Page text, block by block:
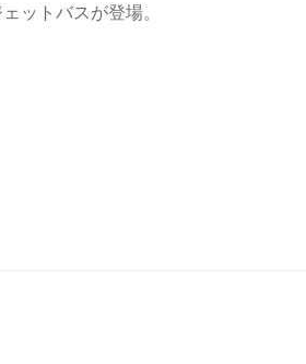
ットバスが登場。